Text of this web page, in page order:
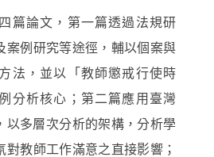
論文，第一篇透過法規研
案例研究等途徑，輔以個案與
法，並以「教師懲戒行使時
分析核心；第二篇應用臺灣
以多層次分析的架構，分析學
對教師工作滿意之直接影響；